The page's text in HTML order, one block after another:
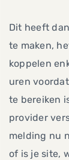
Dit heeft
te maken,
koppelen
uren
te bereiken
provider
melding nu
of is je site,